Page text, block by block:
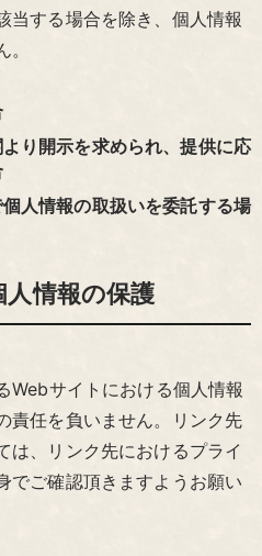
当する場合を除き、個人情報
り開示を求められ、提供に応
人情報の取扱いを委託する場
情報の保護
Webサイトにおける個人情報
責任を負いません。リンク先
は、リンク先におけるプライ
でご確認頂きますようお願い